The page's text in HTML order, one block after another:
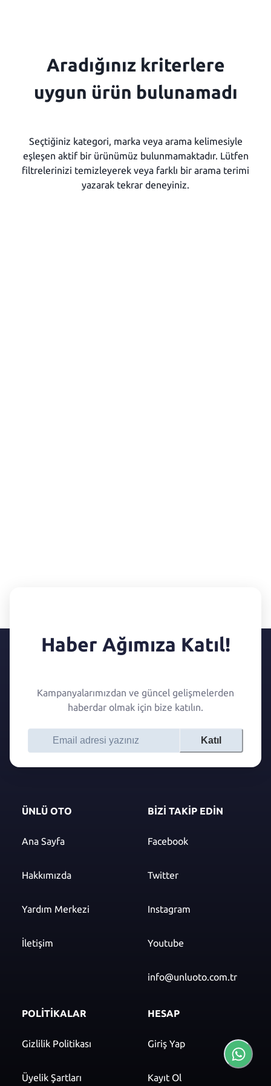
Aradığınız kriterlere
uygun ürün bulunamadı
Seçtiğiniz kategori, marka veya arama kelimesiyle
eşleşen aktif bir ürünümüz bulunmamaktadır. Lütfen
filtrelerinizi temizleyerek veya farklı bir arama terimi
yazarak tekrar deneyiniz.
Haber Ağımıza Katıl!
Kampanyalarımızdan ve güncel gelişmelerden
haberdar olmak için bize katılın.
Katıl
ÜNLÜ OTO
Ana Sayfa
Hakkımızda
Yardım Merkezi
İletişim
BİZİ TAKİP EDİN
Facebook
Twitter
Instagram
Youtube
info@unluoto.com.tr
POLİTİKALAR
Gizlilik Politikası
Üyelik Şartları
HESAP
Giriş Yap
Kayıt Ol